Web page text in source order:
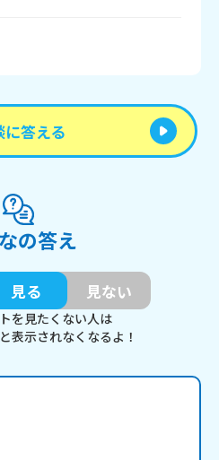
に答える
の答え
見る 見ない
を見たくない人は
表示されなくなるよ！